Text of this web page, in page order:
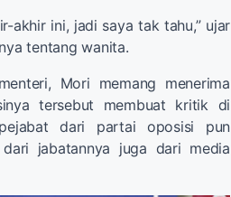
akhir ini, jadi saya tak tahu,” ujar
tentang wanita.
Mori memang menerima
tersebut membuat kritik di
dari partai oposisi pun
jabatannya juga dari media